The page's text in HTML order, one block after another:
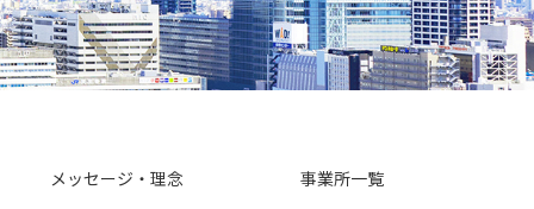
メッセージ・理念 事業所一覧